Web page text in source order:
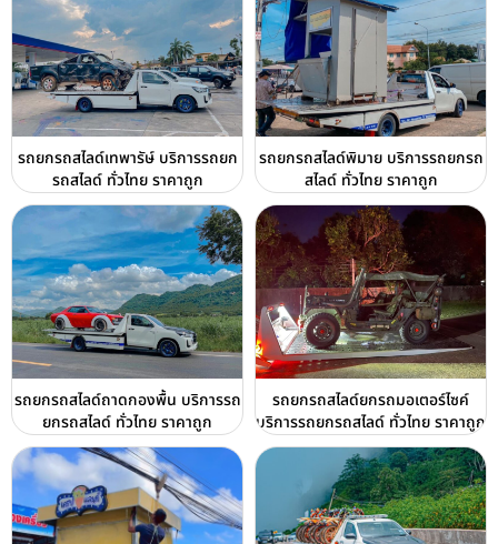
รถยกรถสไลด์เทพารัษ์ บริการรถยก
รถสไลด์ ทั่วไทย ราคาถูก
รถยกรถสไลด์พิมาย บริการรถยกรถ
สไลด์ ทั่วไทย ราคาถูก
รถยกรถสไลด์ถาดกองพื้น บริการรถ
ยกรถสไลด์ ทั่วไทย ราคาถูก
รถยกรถสไลด์ยกรถมอเตอร์ไซค์
บริการรถยกรถสไลด์ ทั่วไทย ราคาถูก